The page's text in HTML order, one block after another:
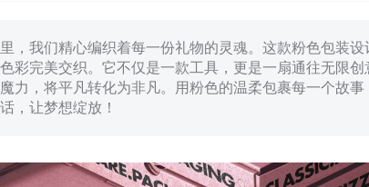
，我们精心编织着每一份礼物的灵魂。这款粉色包装
彩完美交织。它不仅是一款工具，更是一扇通往无限
力，将平凡转化为非凡。用粉色的温柔包裹每一个故
，让梦想绽放！